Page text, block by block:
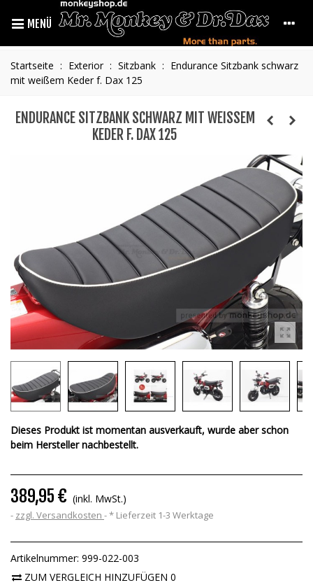
MENÜ
Startseite : Exterior : Sitzbank : Endurance Sitzbank schwarz
mit weißem Keder f. Dax 125
ENDURANCE SITZBANK SCHWARZ MIT WEISSEM K
EDER F. DAX 125
Dieses Produkt ist momentan ausverkauft, wurde aber schon
beim Hersteller nachbestellt.
389,95 € (inkl. MwSt.)
zzgl. Versandkosten * Lieferzeit 1-3 Werktage
Artikelnummer: 999-022-003
ZUM VERGLEICH HINZUFÜGEN 0